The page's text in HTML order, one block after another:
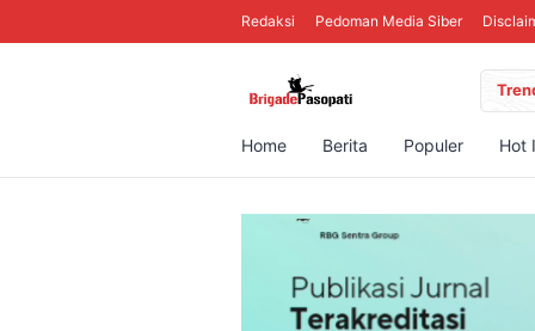
Redaksi Pedoman Media Siber
Home Berita Populer Hot